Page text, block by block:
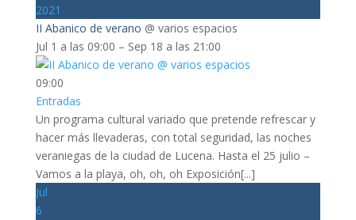
2021
II Abanico de verano @ varios espacios
Jul 1 a las 09:00 – Sep 18 a las 21:00
09:00
Entradas
Un programa cultural variado que pretende refrescar y
hacer más llevaderas, con total seguridad, las noches
veraniegas de la ciudad de Lucena. Hasta el 25 julio –
Vamos a la playa, oh, oh, oh Exposición[...]
Jul
6